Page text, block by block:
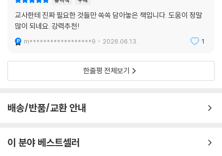
서 안전망 구축하기
3. [같은 도구, 다른 활용] AI 마음일기로 설계하는 데이터 기반 생활지도
2-3. AI FEEL - 하루 두 번, 감정 체크인을 통해 내 마음을 이해해요!
2. [핵심 활동&도구 알아보기] AI FEEL과 함께하는 체크인 루틴으로 마음
성찰하기
2-4. 클래스 도조 - 긍정의 연결고리로 교실 온도를 높여요!
1. 둘러보기
3. [같은 도구, 다른 활용] 클래스 도조로 전인적 성장 도모하기
2-5. 다했니 - 숙제 검사와 피드백을 한번에! 우리 반 올인원 과제 도우미
종이책 구매
교사한테 진짜 필요한 것들만 쏙쏙 담아놓은 책입니다. 도움이 정말
많이 되네요. 강력추천!
한줄평 전체보기